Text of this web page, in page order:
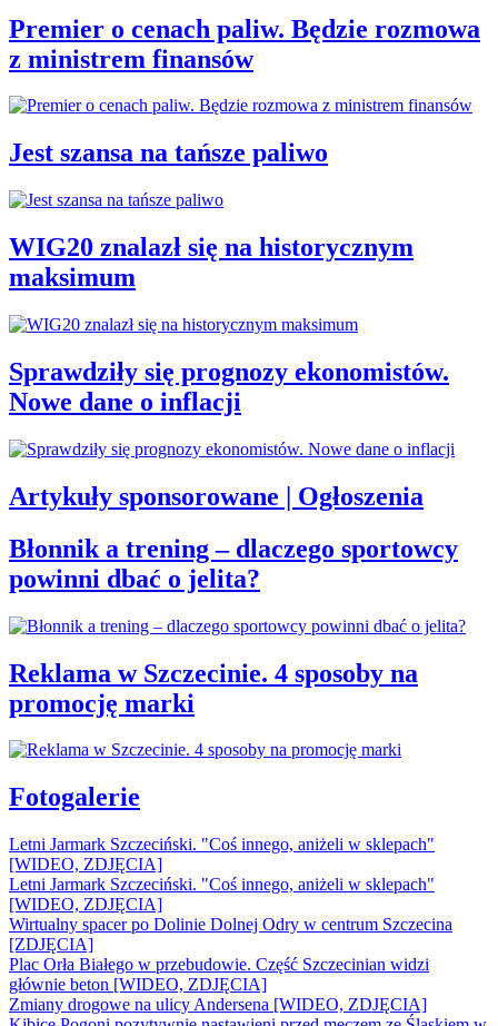
Premier o cenach paliw. Będzie rozmowa
z ministrem finansów
Jest szansa na tańsze paliwo
WIG20 znalazł się na historycznym
maksimum
Sprawdziły się prognozy ekonomistów.
Nowe dane o inflacji
Artykuły sponsorowane | Ogłoszenia
Błonnik a trening – dlaczego sportowcy
powinni dbać o jelita?
Reklama w Szczecinie. 4 sposoby na
promocję marki
Fotogalerie
Letni Jarmark Szczeciński. "Coś innego, aniżeli w sklepach"
[WIDEO, ZDJĘCIA]
Letni Jarmark Szczeciński. "Coś innego, aniżeli w sklepach"
[WIDEO, ZDJĘCIA]
Wirtualny spacer po Dolinie Dolnej Odry w centrum Szczecina
[ZDJĘCIA]
Plac Orła Białego w przebudowie. Część Szczecinian widzi
głównie beton [WIDEO, ZDJĘCIA]
Zmiany drogowe na ulicy Andersena [WIDEO, ZDJĘCIA]